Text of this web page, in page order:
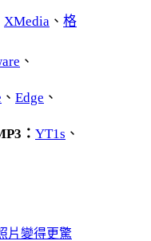
XMedia 、 格
、
、 Edge 、
： YT1s 、
片變得更驚